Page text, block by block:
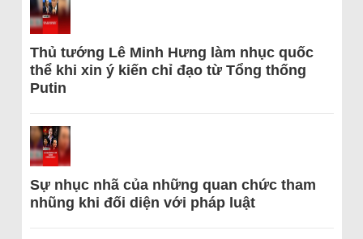
Thủ tướng Lê Minh Hưng làm nhục quốc
thể khi xin ý kiến chỉ đạo từ Tổng thống
Putin
Sự nhục nhã của những quan chức tham
nhũng khi đối diện với pháp luật